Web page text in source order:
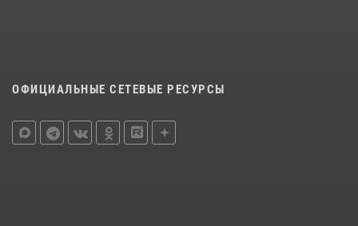
ОФИЦИАЛЬНЫЕ СЕТЕВЫЕ РЕСУРСЫ